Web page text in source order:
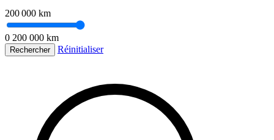
200 000 km
0 200 000 km
Rechercher Réinitialiser